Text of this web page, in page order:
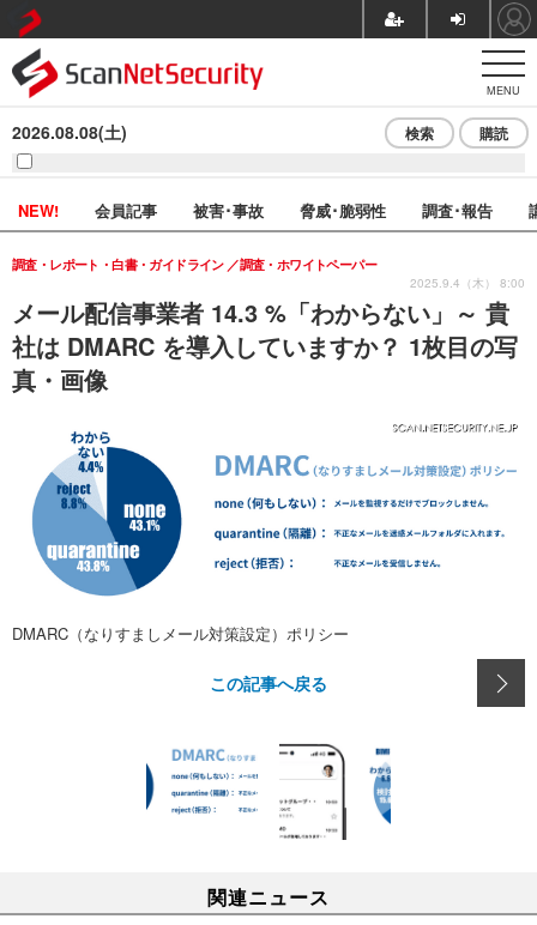
MENU
2026.08.08(土) 検索 購読
NEW! 会員記事 被害･事故 脅威･脆弱性 調査･報告
メール配信事業者 14.3 %「わからない」～ 貴
社は DMARC を導入していますか？ 1枚目の写
真・画像
調査・レポート・白書・ガイドライン 調査・ホワイトペーパー
2025.9.4（木） 8:00
DMARC（なりすましメール対策設定）ポリシー
この記事へ戻る
関連ニュース